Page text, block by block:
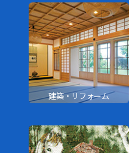
建築・リフォーム